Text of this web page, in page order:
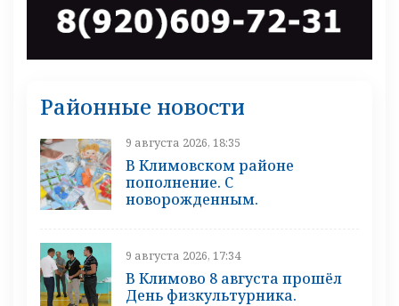
Районные новости
9 августа 2026, 18:35
В Климовском районе
пополнение. С
новорожденным.
9 августа 2026, 17:34
В Климово 8 августа прошёл
День физкультурника.